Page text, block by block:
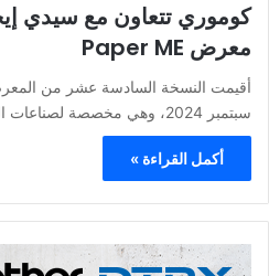
كوموري تتعاون مع سيدي
معرض Paper ME
سبتمبر 2024، وهي مخصصة لصناعات الورق والورق المموج…
أكمل القراءة »